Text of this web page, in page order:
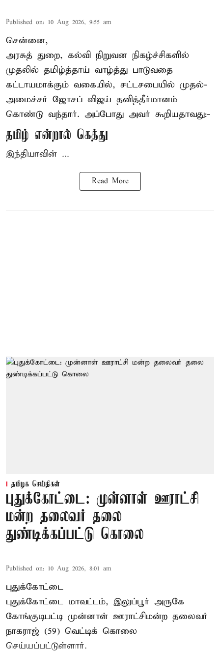
Published on: 10 Aug 2026, 9:55 am
சென்னை,
அரசுத் துறை, கல்வி நிறுவன நிகழ்ச்சிகளில்
முதலில் தமிழ்த்தாய் வாழ்த்து பாடுவதை
கட்டாயமாக்கும் வகையில், சட்டசபையில் முதல்-
அமைச்சர் ஜோசப் விஜய் தனித்தீர்மானம்
கொண்டு வந்தார். அப்போது அவர் கூறியதாவது:-
தமிழ் என்றால் கெத்து
இந்தியாவின் ...
Read More
தமிழக செய்திகள்
புதுக்கோட்டை: முன்னாள் ஊராட்சி
மன்ற தலைவர் தலை
துண்டிக்கப்பட்டு கொலை
Published on: 10 Aug 2026, 8:01 am
புதுக்கோட்டை
புதுக்கோட்டை மாவட்டம், இலுப்பூர் அருகே
கோங்குடிபட்டி முன்னாள் ஊராட்சிமன்ற தலைவர்
நாகராஜ் (59) வெட்டிக் கொலை
செய்யப்பட்டுள்ளார்.